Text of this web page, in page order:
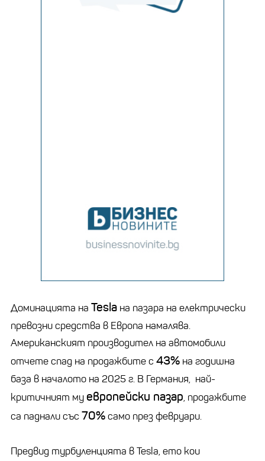
Доминацията на Tesla на пазара на електрически
превозни средства в Европа намалява.
Американският производител на автомобили
отчете спад на продажбите с 43% на годишна
база в началото на 2025 г. В Германия, най-
критичният муевропейски пазар, продажбите
са паднали със 70%само през февруари.
Предвид турбуленцията в Tesla, ето кои